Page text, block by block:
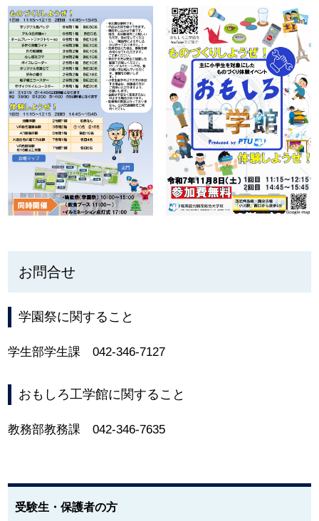
お問合せ
学園祭に関すること
学生部学生課 042-346-7127
おもしろ工学館に関すること
教務部教務課 042-346-7635
受験生・保護者の方